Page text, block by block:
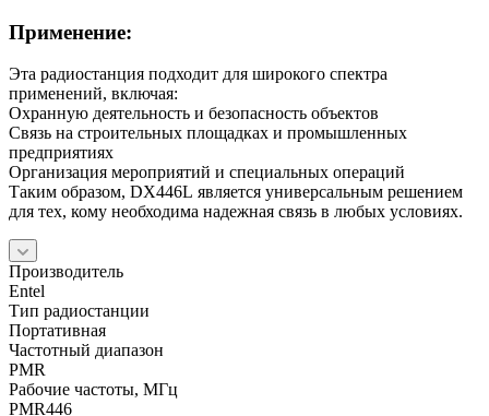
Применение:
Эта радиостанция подходит для широкого спектра
применений, включая:
Охранную деятельность и безопасность объектов
Связь на строительных площадках и промышленных
предприятиях
Организация мероприятий и специальных операций
Таким образом, DХ446L является универсальным решением
для тех, кому необходима надежная связь в любых условиях.
Производитель
Entel
Тип радиостанции
Портативная
Частотный диапазон
PMR
Рабочие частоты, МГц
PMR446